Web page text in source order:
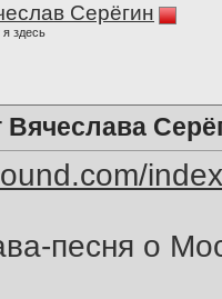
Серёгин
здесь
Вячеслава
песня о